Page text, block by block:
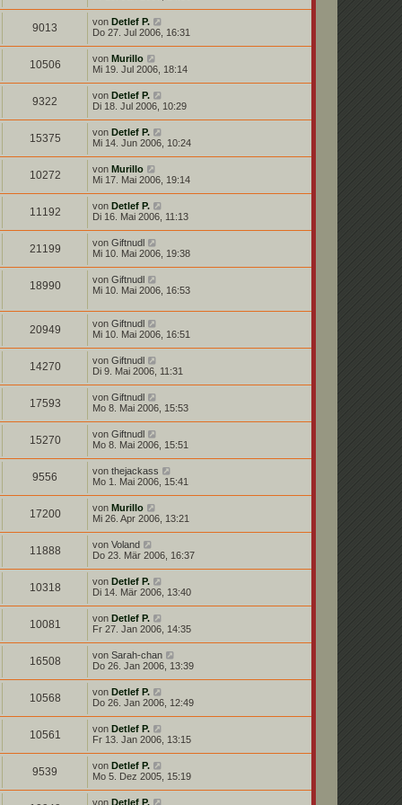
9013 von Detlef P.
Do 27. Jul 2006, 16:31
10506 von Murillo
Mi 19. Jul 2006, 18:14
9322 von Detlef P.
Di 18. Jul 2006, 10:29
15375 von Detlef P.
Mi 14. Jun 2006, 10:24
10272 von Murillo
Mi 17. Mai 2006, 19:14
11192 von Detlef P.
Di 16. Mai 2006, 11:13
21199 von Giftnudl
Mi 10. Mai 2006, 19:38
18990 von Giftnudl
Mi 10. Mai 2006, 16:53
20949 von Giftnudl
Mi 10. Mai 2006, 16:51
14270 von Giftnudl
Di 9. Mai 2006, 11:31
17593 von Giftnudl
Mo 8. Mai 2006, 15:53
15270 von Giftnudl
Mo 8. Mai 2006, 15:51
9556 von thejackass
Mo 1. Mai 2006, 15:41
17200 von Murillo
Mi 26. Apr 2006, 13:21
11888 von Voland
Do 23. Mär 2006, 16:37
10318 von Detlef P.
Di 14. Mär 2006, 13:40
10081 von Detlef P.
Fr 27. Jan 2006, 14:35
16508 von Sarah-chan
Do 26. Jan 2006, 13:39
10568 von Detlef P.
Do 26. Jan 2006, 12:49
10561 von Detlef P.
Fr 13. Jan 2006, 13:15
9539 von Detlef P.
Mo 5. Dez 2005, 15:19
von Detlef P.